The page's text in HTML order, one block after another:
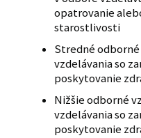
opatrovanie
starostlivosti
Stredné
vzdelávania so
poskytovanie
Nižšie odborné
vzdelávania so
poskytovanie